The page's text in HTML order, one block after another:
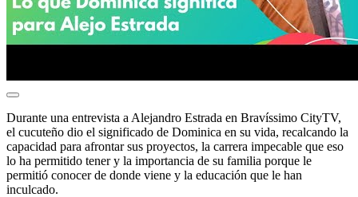
Durante una entrevista a Alejandro Estrada en Bravíssimo CityTV,
el cucuteño dio el significado de Dominica en su vida, recalcando la
capacidad para afrontar sus proyectos, la carrera impecable que eso
lo ha permitido tener y la importancia de su familia porque le
permitió conocer de donde viene y la educación que le han
inculcado.